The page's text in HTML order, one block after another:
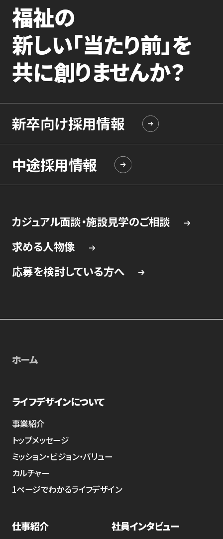
福祉の
新しい「当たり前」を
共に創りませんか？
新卒向け採用情報
中途採用情報
カジュアル面談・施設見学のご相談
求める人物像
応募を検討している方へ
ホーム
ライフデザインについて
事業紹介
トップメッセージ
ミッション・ビジョン・バリュー
カルチャー
1ページでわかるライフデザイン
仕事紹介 社員インタビュー